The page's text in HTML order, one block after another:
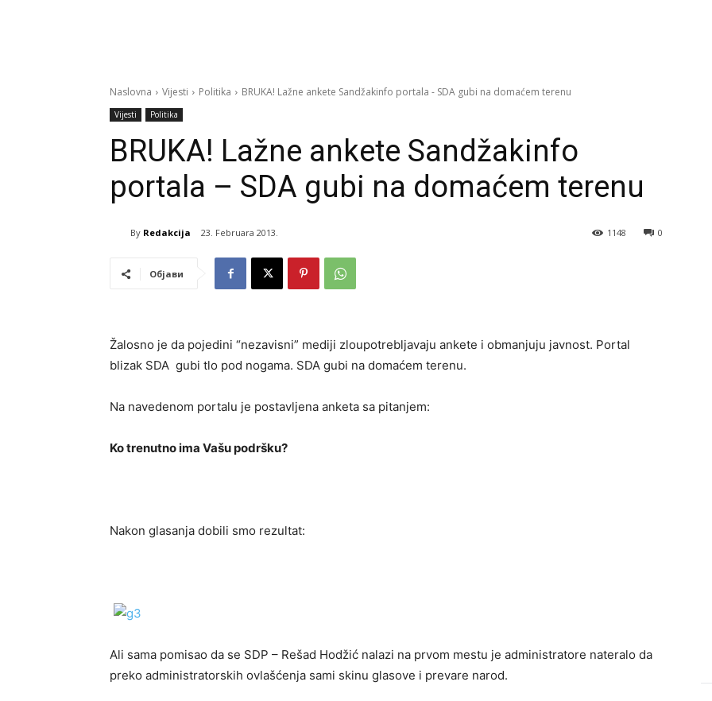
Naslovna Vijesti Politika BRUKA! Lažne ankete Sandžakinfo portala - SDA gubi na domaćem terenu
Vijesti Politika
BRUKA! Lažne ankete Sandžakinfo
portala – SDA gubi na domaćem terenu
By Redakcija 23. Februara 2013. 0
1148
Објави
Žalosno je da pojedini “nezavisni” mediji zloupotrebljavaju ankete i obmanjuju javnost. Portal
blizak SDA gubi tlo pod nogama. SDA gubi na domaćem terenu.
Na navedenom portalu je postavljena anketa sa pitanjem:
Ko trenutno ima Vašu podršku?
Nakon glasanja dobili smo rezultat:
Ali sama pomisao da se SDP – Rešad Hodžić nalazi na prvom mestu je administratore nateralo da
preko administratorskih ovlašćenja sami skinu glasove i prevare narod.